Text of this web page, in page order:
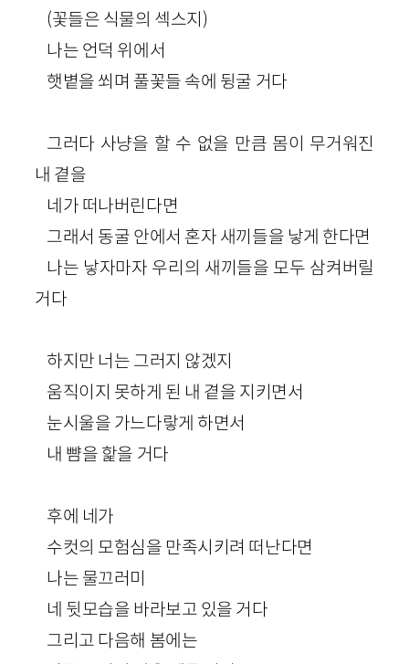
(꽃들은 식물의 섹스지)
나는 언덕 위에서
햇볕을 쐬며 풀꽃들 속에 뒹굴 거다
그러다 사냥을 할 수 없을 만큼 몸이 무거워진
내 곁을
네가 떠나버린다면
그래서 동굴 안에서 혼자 새끼들을 낳게 한다면
나는 낳자마자 우리의 새끼들을 모두 삼켜버릴
거다
하지만 너는 그러지 않겠지
움직이지 못하게 된 내 곁을 지키면서
눈시울을 가느다랗게 하면서
내 뺨을 핥을 거다
후에 네가
수컷의 모험심을 만족시키려 떠난다면
나는 물끄러미
네 뒷모습을 바라보고 있을 거다
그리고 다음해 봄에는